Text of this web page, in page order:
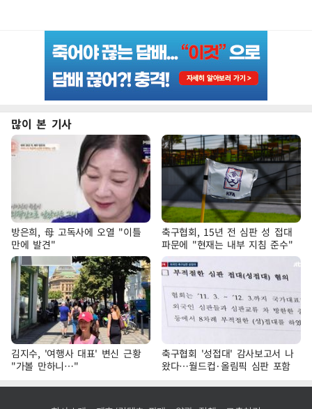
많이 본 기사
방은희, 母 고독사에 오열 "이틀
만에 발견"
축구협회, 15년 전 심판 성 접대
파문에 "현재는 내부 지침 준수"
김지수, '여행사 대표' 변신 근황
"가볼 만하니…"
축구협회 '성접대' 감사보고서 나
왔다…월드컵·올림픽 심판 포함